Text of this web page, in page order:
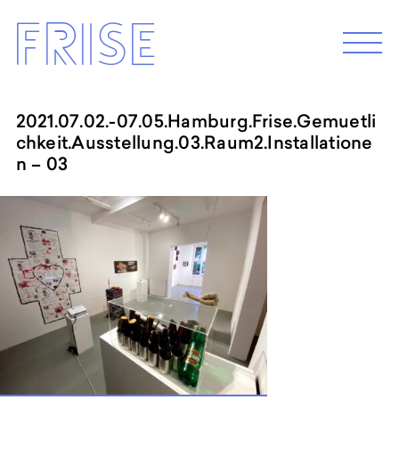
content
M
e
Frise
EXHIBITION 2026
Programm 2026
Archive
ABOUT
Künstler*innenhaus Hamburg
Abbildungszentrum
Artist in Residence
Frise e.G.
2021.07.02.-07.05.Hamburg.Frise.Gemuetli
chkeit.Ausstellung.03.Raum2.Installatione
n – 03